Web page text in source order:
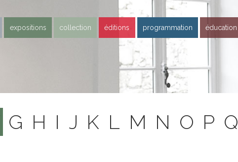
expositions collection éditions programmation éducation
G H I J K L M N O P Q